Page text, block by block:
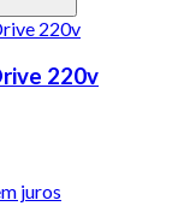
220v
juros